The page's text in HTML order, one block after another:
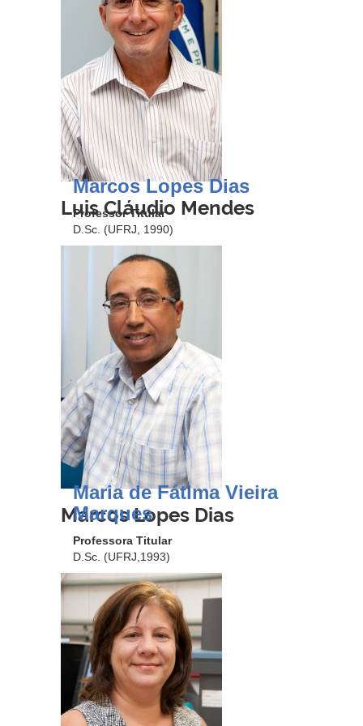
Luis Cláudio Mendes
Marcos Lopes Dias
Professor Titular
D.Sc. (UFRJ, 1990)
Marcos Lopes Dias
Maria de Fátima Vieira
Marques
Professora Titular
D.Sc. (UFRJ,1993)